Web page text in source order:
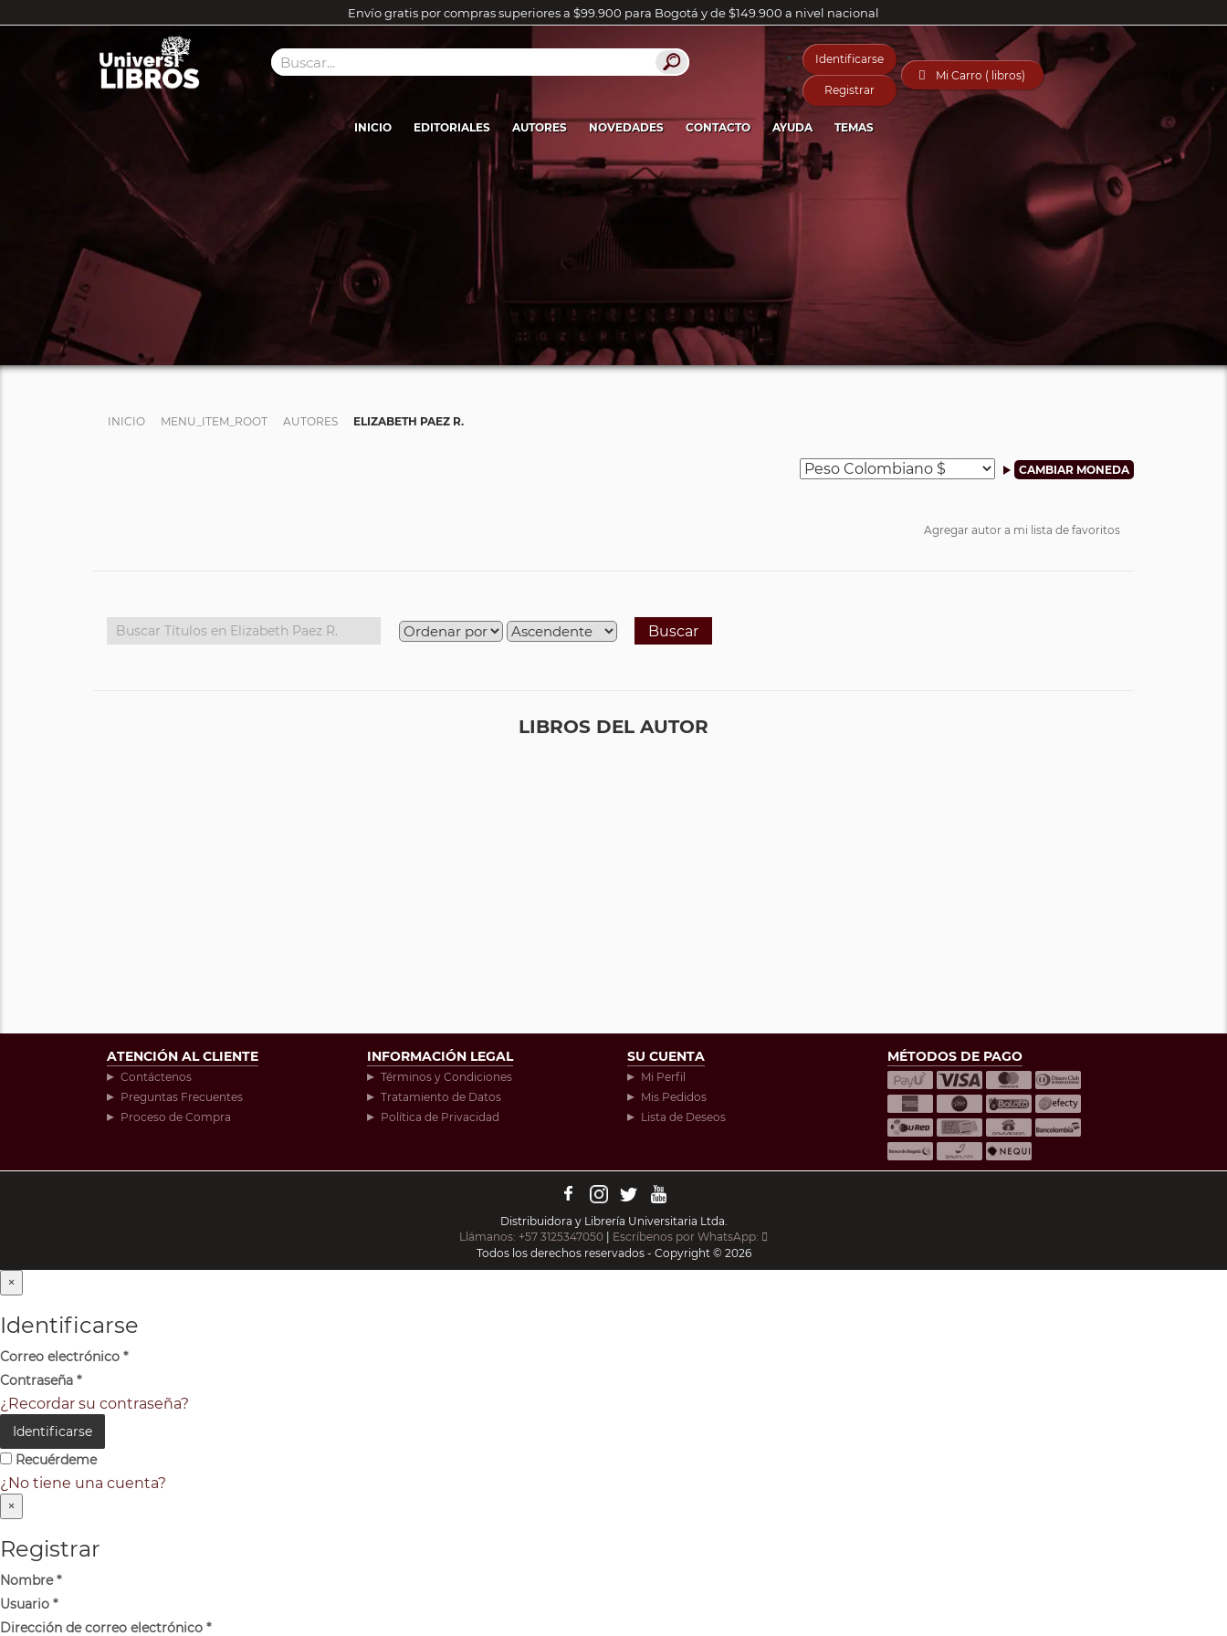
Envío gratis por compras superiores a $99.900 para Bogotá y de $149.900 a nivel nacional
Identificarse
Registrar
 Mi Carro ( libros)
INICIO EDITORIALES AUTORES NOVEDADES CONTACTO AYUDA TEMAS
INICIO MENU_ITEM_ROOT AUTORES ELIZABETH PAEZ R.
Agregar autor a mi lista de favoritos
Buscar
LIBROS DEL AUTOR
ATENCIÓN AL CLIENTE
Contáctenos
Preguntas Frecuentes
Proceso de Compra
INFORMACIÓN LEGAL
Términos y Condiciones
Tratamiento de Datos
Política de Privacidad
SU CUENTA
Mi Perfil
Mis Pedidos
Lista de Deseos
MÉTODOS DE PAGO
Distribuidora y Librería Universitaria Ltda.
Llámanos: +57 3125347050
Escríbenos por WhatsApp:
Todos los derechos reservados - Copyright © 2026
×
Identificarse
Correo electrónico *
Contraseña *
¿Recordar su contraseña?
Identificarse
Recuérdeme
¿No tiene una cuenta?
×
Registrar
Nombre*
Usuario *
Dirección de correo electrónico *